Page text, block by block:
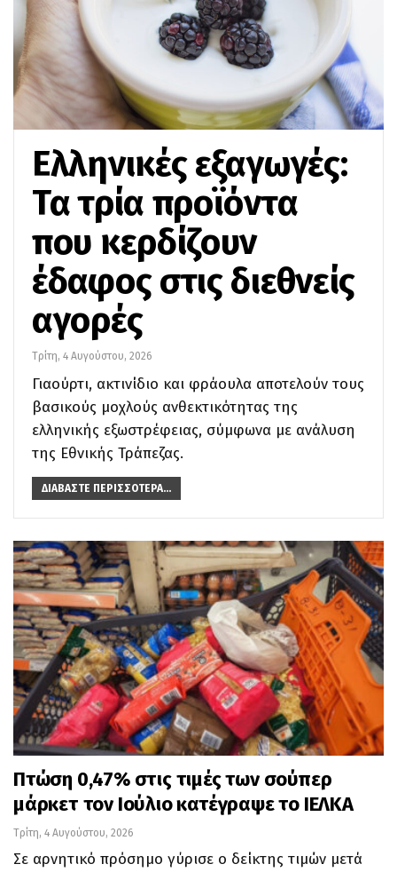
Ελληνικές εξαγωγές:
Τα τρία προϊόντα
που κερδίζουν
έδαφος στις διεθνείς
αγορές
Τρίτη, 4 Αυγούστου, 2026
Γιαούρτι, ακτινίδιο και φράουλα αποτελούν τους
βασικούς μοχλούς ανθεκτικότητας της
ελληνικής εξωστρέφειας, σύμφωνα με ανάλυση
της Εθνικής Τράπεζας.
ΔΙΑΒΆΣΤΕ ΠΕΡΙΣΣΌΤΕΡΑ...
Πτώση 0,47% στις τιμές των σούπερ
μάρκετ τον Ιούλιο κατέγραψε το ΙΕΛΚΑ
Τρίτη, 4 Αυγούστου, 2026
Σε αρνητικό πρόσημο γύρισε ο δείκτης τιμών μετά